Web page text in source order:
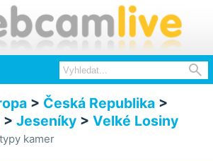

> Česká Republika >
> Jeseníky > Velké Losiny
kamer